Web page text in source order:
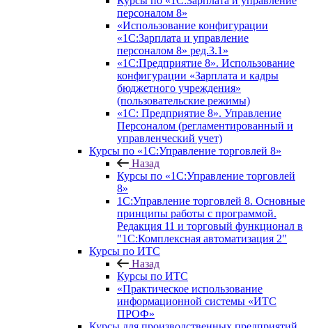
персоналом 8»
«Использование конфигурации
«1С:Зарплата и управление
персоналом 8» ред.3.1»
«1С:Предприятие 8». Использование
конфигурации «Зарплата и кадры
бюджетного учреждения»
(пользовательские режимы)
«1С: Предприятие 8». Управление
Персоналом (регламентированный и
управленческий учет)
Курсы по «1С:Управление торговлей 8»
Назад
Курсы по «1С:Управление торговлей
8»
1С:Управление торговлей 8. Основные
принципы работы с программой.
Редакция 11 и торговый функционал в
"1С:Комплексная автоматизация 2"
Курсы по ИТС
Назад
Курсы по ИТС
«Практическое использование
информационной системы «ИТС
ПРОФ»